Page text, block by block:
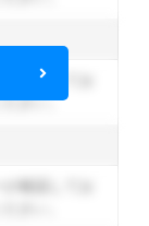
確認してお
さい。